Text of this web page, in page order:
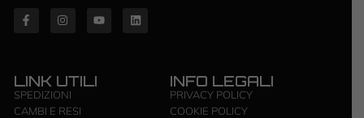
LINK UTILI
SPEDIZIONI
CAMBI E RESI
INFO LEGALI
PRIVACY POLICY
COOKIE POLICY